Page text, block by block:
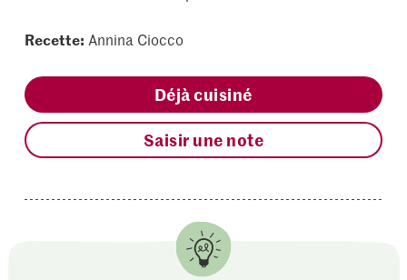
Recette: Annina Ciocco
Déjà cuisiné
Saisir une note